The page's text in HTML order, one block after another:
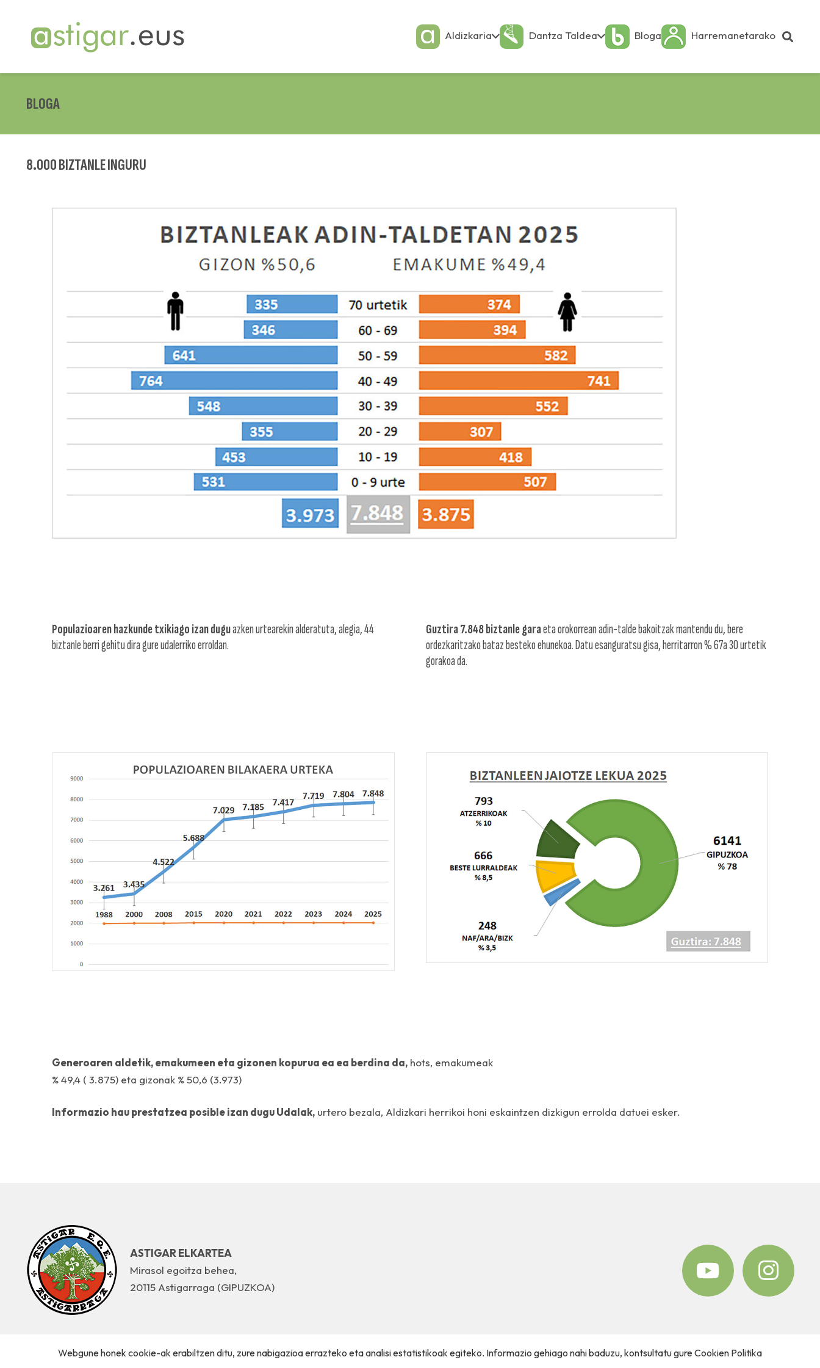
Aldizkaria Dantza Taldea Bloga Harremanetarako
BLOGA
8.000 BIZTANLE INGURU
Populazioaren hazkunde txikiago izan duguazken urtearekin alderatuta, alegia, 44
biztanle berri gehitu dira gure udalerriko erroldan.
Guztira 7.848 biztanle garaeta orokorrean adin-talde bakoitzak mantendu du, bere
ordezkaritzako bataz besteko ehunekoa. Datu esanguratsu gisa, herritarron % 67a 30 urtetik
gorakoa da.
Generoaren aldetik, emakumeen eta gizonen kopurua ea ea berdina da, hots, emakumeak
% 49,4 ( 3.875) eta gizonak % 50,6 (3.973)
Informazio hau prestatzea posible izan dugu Udalak, urtero bezala, Aldizkari herrikoi honi eskaintzen dizkigun errolda datuei esker.
ASTIGAR ELKARTEA
Mirasol egoitza behea,
20115 Astigarraga (GIPUZKOA)
Webgune honek cookie-ak erabiltzen ditu, zure nabigazioa errazteko eta analisi estatistikoak egiteko. Informazio gehiago nahi baduzu, kontsultatu gureCookien Politika